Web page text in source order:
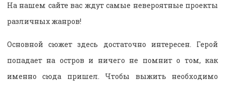
На нашем сайте вас ждут самые невероятные проекты
различных жанров!
Основной сюжет здесь достаточно интересен. Герой
попадает на остров и ничего не помнит о том, как
именно сюда пришел. Чтобы выжить необходимо